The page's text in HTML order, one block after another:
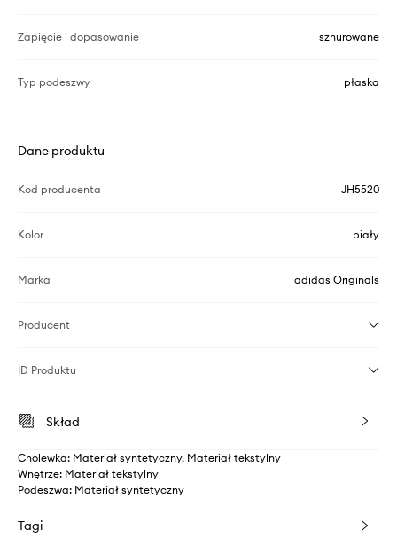
Zapięcie i dopasowanie sznurowane
Typ podeszwy płaska
Dane produktu
Kod producenta JH5520
Kolor biały
Marka adidas Originals
Producent
ID Produktu
Skład
Cholewka: Materiał syntetyczny, Materiał tekstylny
Wnętrze: Materiał tekstylny
Podeszwa: Materiał syntetyczny
Tagi